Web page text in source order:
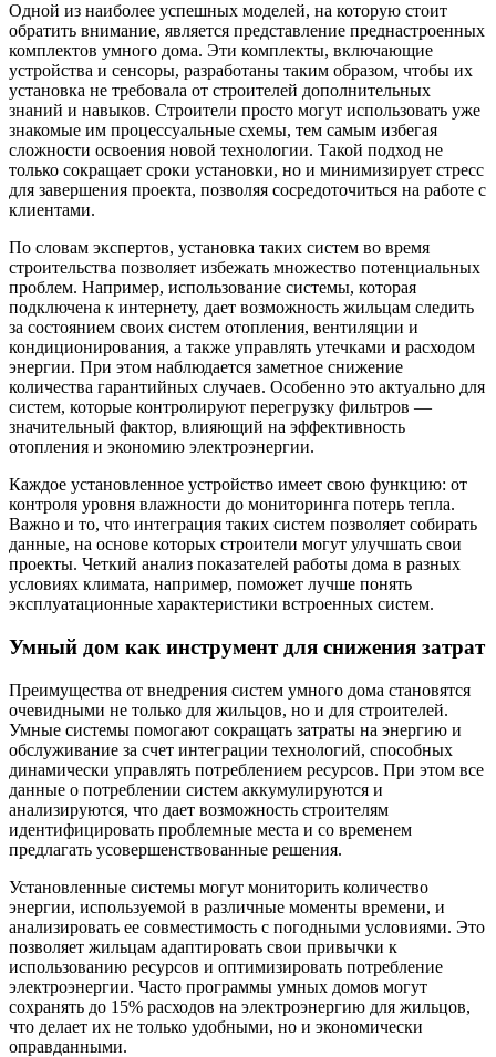
Одной из наиболее успешных моделей, на которую стоит
обратить внимание, является представление преднастроенных
комплектов умного дома. Эти комплекты, включающие
устройства и сенсоры, разработаны таким образом, чтобы их
установка не требовала от строителей дополнительных
знаний и навыков. Строители просто могут использовать уже
знакомые им процессуальные схемы, тем самым избегая
сложности освоения новой технологии. Такой подход не
только сокращает сроки установки, но и минимизирует стресс
для завершения проекта, позволяя сосредоточиться на работе с
клиентами.
По словам экспертов, установка таких систем во время
строительства позволяет избежать множество потенциальных
проблем. Например, использование системы, которая
подключена к интернету, дает возможность жильцам следить
за состоянием своих систем отопления, вентиляции и
кондиционирования, а также управлять утечками и расходом
энергии. При этом наблюдается заметное снижение
количества гарантийных случаев. Особенно это актуально для
систем, которые контролируют перегрузку фильтров —
значительный фактор, влияющий на эффективность
отопления и экономию электроэнергии.
Каждое установленное устройство имеет свою функцию: от
контроля уровня влажности до мониторинга потерь тепла.
Важно и то, что интеграция таких систем позволяет собирать
данные, на основе которых строители могут улучшать свои
проекты. Четкий анализ показателей работы дома в разных
условиях климата, например, поможет лучше понять
эксплуатационные характеристики встроенных систем.
Умный дом как инструмент для снижения затрат
Преимущества от внедрения систем умного дома становятся
очевидными не только для жильцов, но и для строителей.
Умные системы помогают сокращать затраты на энергию и
обслуживание за счет интеграции технологий, способных
динамически управлять потреблением ресурсов. При этом все
данные о потреблении систем аккумулируются и
анализируются, что дает возможность строителям
идентифицировать проблемные места и со временем
предлагать усовершенствованные решения.
Установленные системы могут мониторить количество
энергии, используемой в различные моменты времени, и
анализировать ее совместимость с погодными условиями. Это
позволяет жильцам адаптировать свои привычки к
использованию ресурсов и оптимизировать потребление
электроэнергии. Часто программы умных домов могут
сохранять до 15% расходов на электроэнергию для жильцов,
что делает их не только удобными, но и экономически
оправданными.